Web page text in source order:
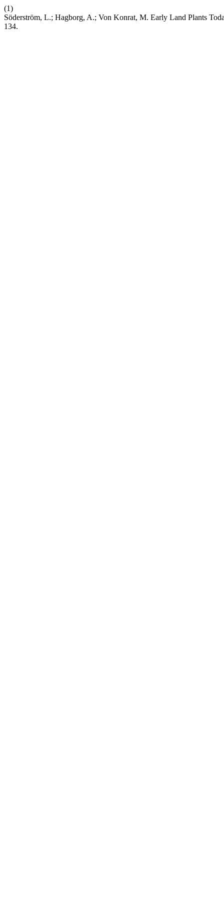
(1)
Söderström, L.; Hagborg, A.; Von Konrat, M. Early Land Plants
134.